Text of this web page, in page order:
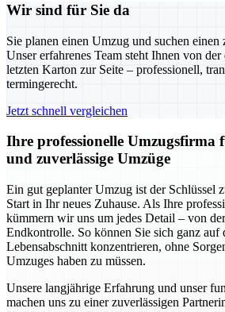
Wir sind für Sie da
Sie planen einen Umzug und suchen einen
Unser erfahrenes Team steht Ihnen von
letzten Karton zur Seite – professionell,
termingerecht.
Jetzt schnell vergleichen
Ihre professionelle Umzugsfirma
und zuverlässige Umzüge
Ein gut geplanter Umzug ist der Schlüssel
Start in Ihr neues Zuhause. Als Ihre
kümmern wir uns um jedes Detail – von
Endkontrolle. So können Sie sich ganz auf
Lebensabschnitt konzentrieren, ohne
Umzuges haben zu müssen.
Unsere langjährige Erfahrung und unser
machen uns zu einer zuverlässigen